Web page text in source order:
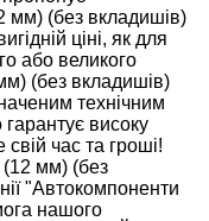
мм) (без вкладишів)
ціні, як для
або великого
(без вкладишів)
технічним
високу
свій час та гроші!
(12 мм) (без
"Автокомпоненти
нашого